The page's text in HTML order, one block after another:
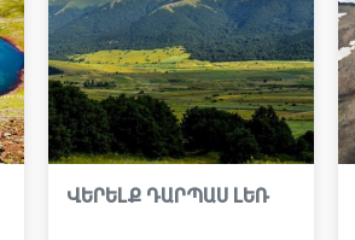
ՎԵՐԵԼՔ ԴԱՐՊԱՍ ԼԵՌ